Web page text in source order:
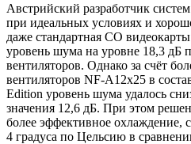
Австрийский разработчик
при идеальных условиях и
даже стандартная СО
уровень шума на уровне 18,3 дБ
вентиляторов. Однако за счёт
вентиляторов NF-A12x25 в
Edition уровень шума удалось
значения 12,6 дБ. При этом
более эффективное охлаждение,
4 градуса по Цельсию в